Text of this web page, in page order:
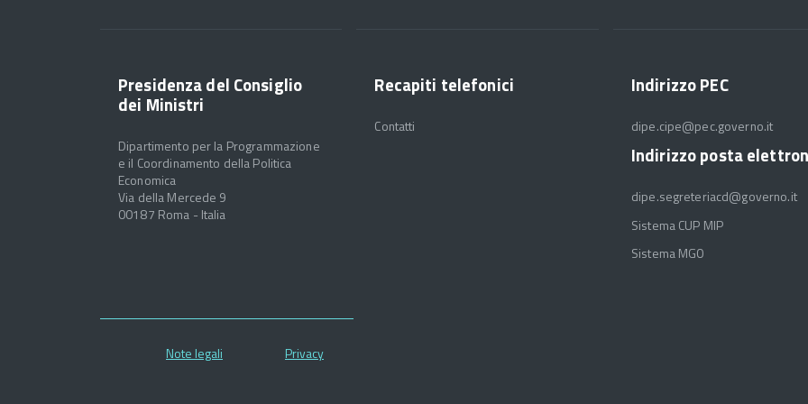
Presidenza del Consiglio
dei Ministri
Dipartimento per la Programmazione
e il Coordinamento della Politica
Economica
Via della Mercede 9
00187 Roma - Italia
Recapiti telefonici
Contatti
Indirizzo PEC
dipe.cipe@pec.governo.it
Indirizzo posta
dipe.segreteriacd@governo.it
Sistema CUP MIP
Sistema MGO
Note legali Privacy